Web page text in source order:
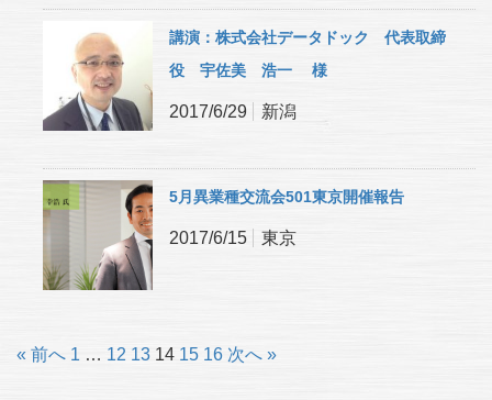
講演：株式会社データドック 代表取締
役 宇佐美 浩一 様
2017/6/29 新潟
5月異業種交流会501東京開催報告
2017/6/15 東京
« 前へ 1 … 12 13 14 15 16 次へ »